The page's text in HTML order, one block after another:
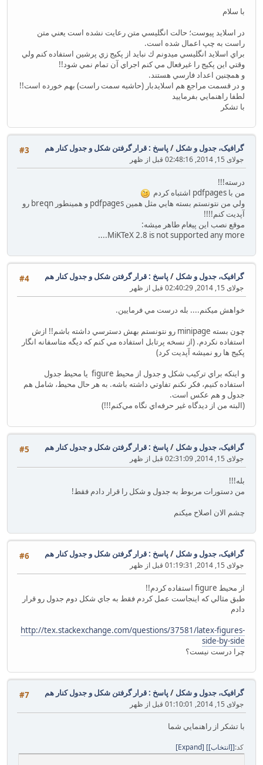
با سلام
در اسلايد پيوست؛ حالت انگليسي متن رعايت نشده است يعني متن
راست به چپ اعمال شده است.
براي اسلايد انگليسي ميدونم ك نبايد از پكيج زي پرشين استفاده كنم ولي
وقتي اين پكيج را غيرفعال مي كنم اجراي آن تمام نمي شود!!
و همچنين اعداد فارسي هستند.
و در قسمت مراجع هم اسلايدبار (حاشيه سمت راست) بهم خورده است!!
لطفا راهنمايي بفرماييد
با تشكر
#3 گرافیک، جدول و شکل / پاسخ : قرار گرفتن شكل و جدول كنار هم
جولای 15, 2014, 02:48:16 قبل از ظهر
درسته!!!
من با pdfpages‌ اشتباه كردم
ولي من نتونستم بسته هايي مثل همين pdfpages ‌و همينطور breqn رو
آپديت كنم!!!!
موقع نصب اين پيغام طاهر ميشه:
MiKTeX 2.8 is not supported any more....
#4 گرافیک، جدول و شکل / پاسخ : قرار گرفتن شكل و جدول كنار هم
جولای 15, 2014, 02:40:29 قبل از ظهر
خواهش ميكنم.... بله درست مي فرمايين.
چون بسته minipage رو نتونستم بهش دسترسي داشته باشم!! ازش
استفاده نكردم. (از نسخه پرتابل استفاده مي كنم كه ديگه متاسفانه انگار
پكيج ها رو نميشه آپديت كرد)
و اينكه براي تركيب شكل و جدول از محيط figure يا محيط جدول
استفاده كنيم، فكر نكنم تفاوتي داشته باشه. به هر حال محيط، شامل هم
جدول و هم عكس است.
(البته من از ديدگاه غير حرفه‌اي نگاه مي‌كنم!!!)
#5 گرافیک، جدول و شکل / پاسخ : قرار گرفتن شكل و جدول كنار هم
جولای 15, 2014, 02:31:09 قبل از ظهر
بله!!!
من دستورات مربوط به جدول و شكل را قرار دادم فقط!
چشم الان اصلاح ميكنم
#6 گرافیک، جدول و شکل / پاسخ : قرار گرفتن شكل و جدول كنار هم
جولای 15, 2014, 01:19:31 قبل از ظهر
از محيط figure استفاده كردم!!
طبق مثالي كه اينجاست عمل كردم فقط به جاي شكل دوم جدول رو قرار
دادم
http://tex.stackexchange.com/questions/37581/latex-figures-
side-by-side
چرا درست نيست؟
#7 گرافیک، جدول و شکل / پاسخ : قرار گرفتن شكل و جدول كنار هم
جولای 15, 2014, 01:10:01 قبل از ظهر
با تشكر از راهنمايي شما
کد [انتخاب] Expand